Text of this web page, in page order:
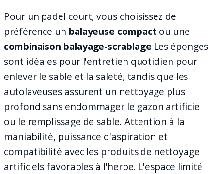
Pour un padel court, vous choisissez de
préférence un balayeuse compact ou une
combinaison balayage-scrablage Les éponges
sont idéales pour l'entretien quotidien pour
enlever le sable et la saleté, tandis que les
autolaveuses assurent un nettoyage plus
profond sans endommager le gazon artificiel
ou le remplissage de sable. Attention à la
maniabilité, puissance d'aspiration et
compatibilité avec les produits de nettoyage
artificiels favorables à l'herbe. L'espace limité